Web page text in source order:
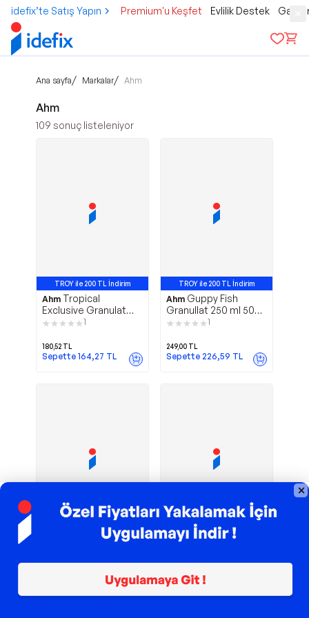
idefix’te Satış Yapın Premium'u Keşfet Evlilik Destek
Ana sayfa/ Markalar/ Ahm
Ahm
109 sonuç listeleniyor
TROY ile 200 TL İndirim
Ahm Tropical
Exclusive Granulat
250 ml.
1
180,52 TL
Sepette 164,27 TL
TROY ile 200 TL İndirim
Ahm Guppy Fish
Granullat 250 ml 500 -
800 micron
1
249,00 TL
Sepette 226,59 TL
TROY ile 200 TL İndirim
Spirulina Garlic
TROY ile 200 TL İndirim
Ahm